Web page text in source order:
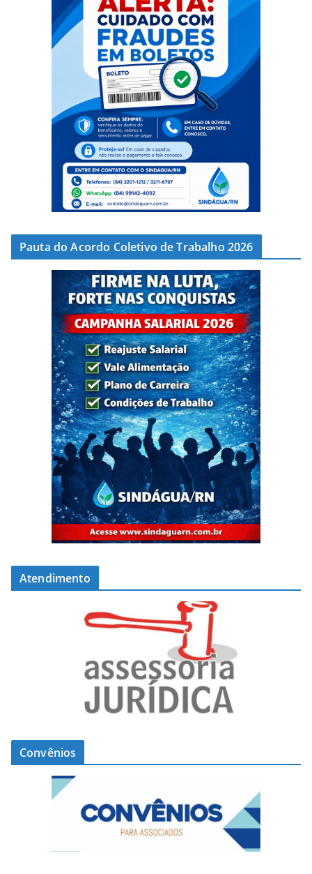
Pauta do Acordo Coletivo de Trabalho 2026
Atendimento
Convênios